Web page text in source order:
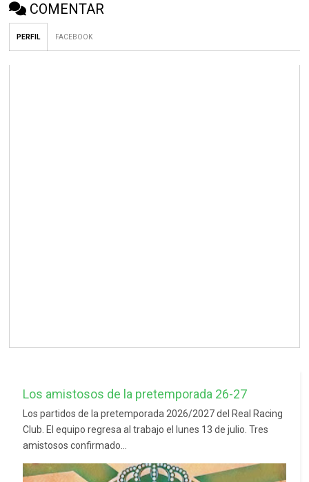
COMENTAR
PERFIL FACEBOOK
Los amistosos de la pretemporada 26-27
Los partidos de la pretemporada 2026/2027 del Real Racing
Club. El equipo regresa al trabajo el lunes 13 de julio. Tres
amistosos confirmado...